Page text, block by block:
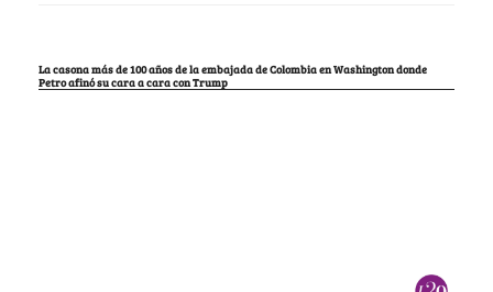
La casona más de 100 años de la embajada de Colombia en Washington donde
Petro afinó su cara a cara con Trump